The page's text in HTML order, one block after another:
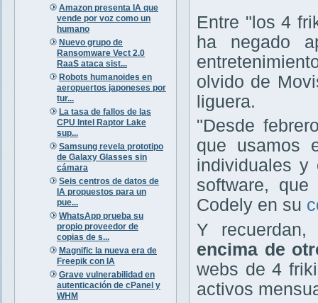
Amazon presenta IA que
vende por voz como un
humano
Nuevo grupo de
Ransomware Vect 2.0
RaaS ataca sist...
Robots humanoides en
aeropuertos japoneses por
tur...
La tasa de fallos de las
CPU Intel Raptor Lake
sup...
Samsung revela prototipo
de Galaxy Glasses sin
cámara
Seis centros de datos de
IA propuestos para un
pue...
WhatsApp prueba su
propio proveedor de
copias de s...
Magnific la nueva era de
Freepik con IA
Grave vulnerabilidad en
autenticación de cPanel y
WHM
Entre "los 4
ha negado
olvido de
liguera.
"Desde
que usamos
individuales y
software,
Codely en su
Y
encima de
webs de 4
activos